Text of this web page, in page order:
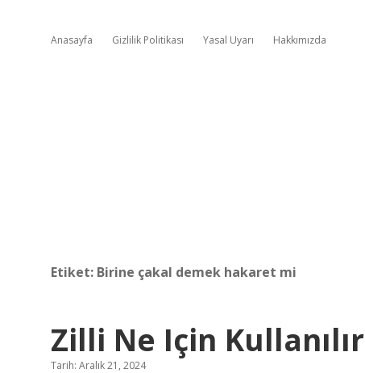
Anasayfa Gizlilik Politikası Yasal Uyarı Hakkımızda
Etiket: Birine çakal demek hakaret mi
Zilli Ne Için Kullanılır
Tarih: Aralık 21, 2024